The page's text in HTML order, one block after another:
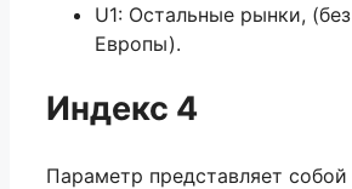
U1: Остальные рынки, (без
Европы).
Индекс 4
Параметр представляет собой